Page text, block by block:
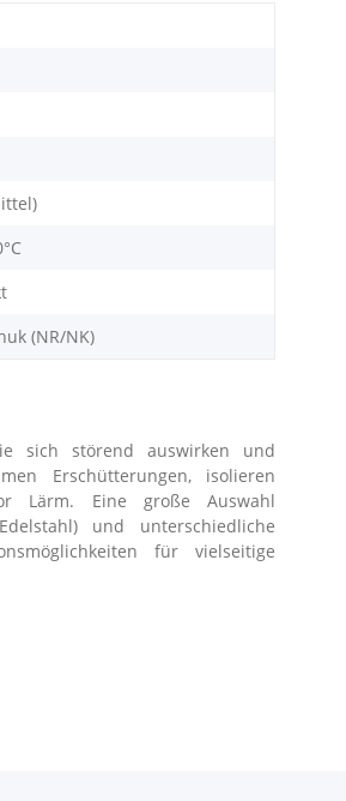
(NR/NK)
sich störend auswirken und
Erschütterungen, isolieren
Lärm. Eine große Auswahl
und unterschiedliche
für vielseitige